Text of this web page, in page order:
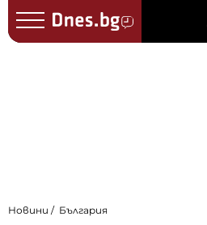
Новини България